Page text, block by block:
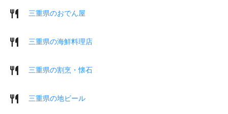
三重県のおでん屋
三重県の海鮮料理店
三重県の割烹・懐石
三重県の地ビール